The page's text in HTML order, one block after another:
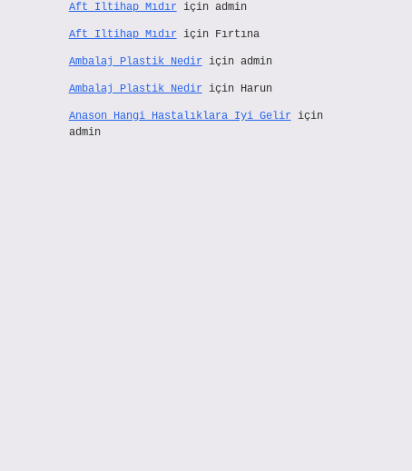
Aft Iltihap Mıdır için admin
Aft Iltihap Mıdır için Fırtına
Ambalaj Plastik Nedir için admin
Ambalaj Plastik Nedir için Harun
Anason Hangi Hastalıklara Iyi Gelir için
admin